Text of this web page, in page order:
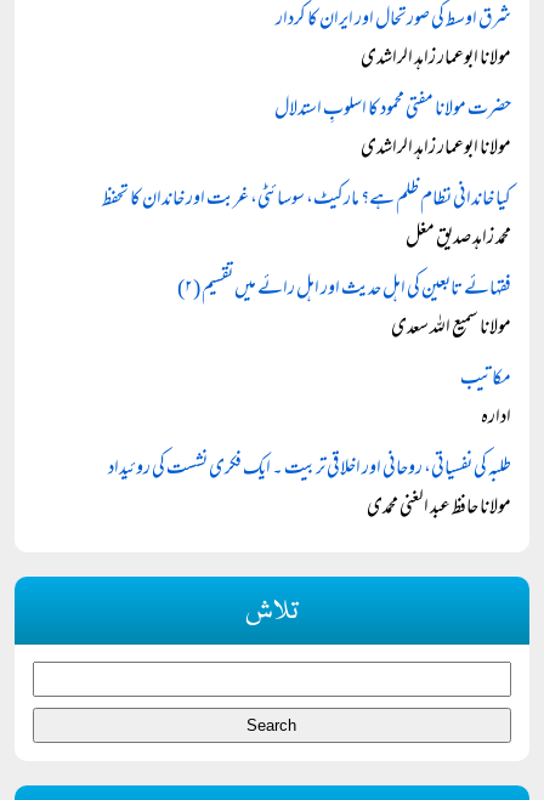
شرق اوسط کی صورتحال اور ایران کا کردار
مولانا ابوعمار زاہد الراشدی
حضرت مولانا مفتی محمود کا اسلوبِ استدلال
مولانا ابوعمار زاہد الراشدی
کیا خاندانی نظام ظلم ہے؟ مارکیٹ، سوسائٹی، غربت اور خاندان کا تحفظ
محمد زاہد صدیق مغل
فقہائے تابعین کی اہل حدیث اور اہل رائے میں تقسیم (۲)
مولانا سمیع اللہ سعدی
مکاتیب
ادارہ
طلبہ کی نفسیاتی، روحانی اور اخلاقی تربیت ۔ ایک فکری نشست کی روئیداد
مولانا حافظ عبد الغنی محمدی
تلاش